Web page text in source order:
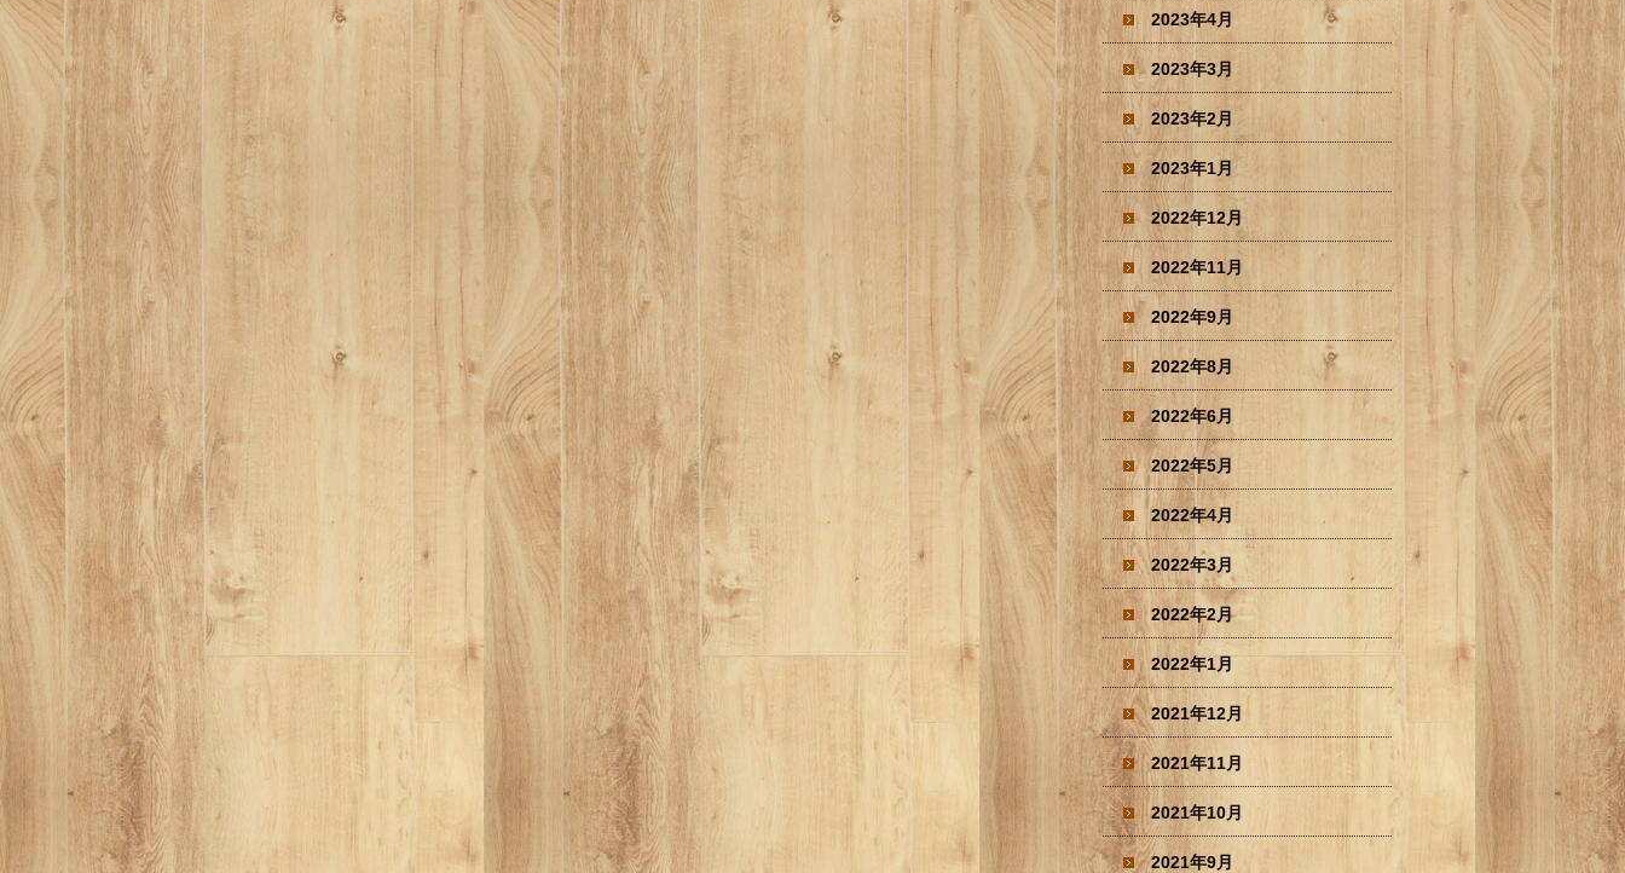
2023年4月
2023年3月
2023年2月
2023年1月
2022年12月
2022年11月
2022年9月
2022年8月
2022年6月
2022年5月
2022年4月
2022年3月
2022年2月
2022年1月
2021年12月
2021年11月
2021年10月
2021年9月